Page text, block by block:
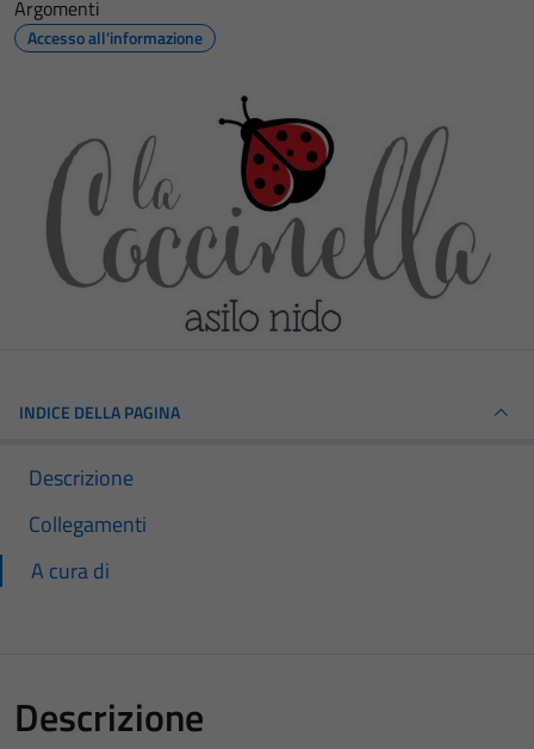
Argomenti
Accesso all'informazione
INDICE DELLA PAGINA
Descrizione
Collegamenti
A cura di
Descrizione